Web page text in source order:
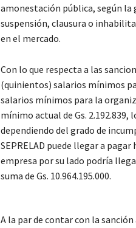
amonestación pública, según la
suspensión, clausura o
en el mercado.
Con lo que respecta a las
(quinientos) salarios mínimos
salarios mínimos para la
mínimo actual de Gs. 2.192.839,
dependiendo del grado de
SEPRELAD puede llegar a pagar
empresa por su lado podría
suma de Gs. 10.964.195.000.
A la par de contar con la